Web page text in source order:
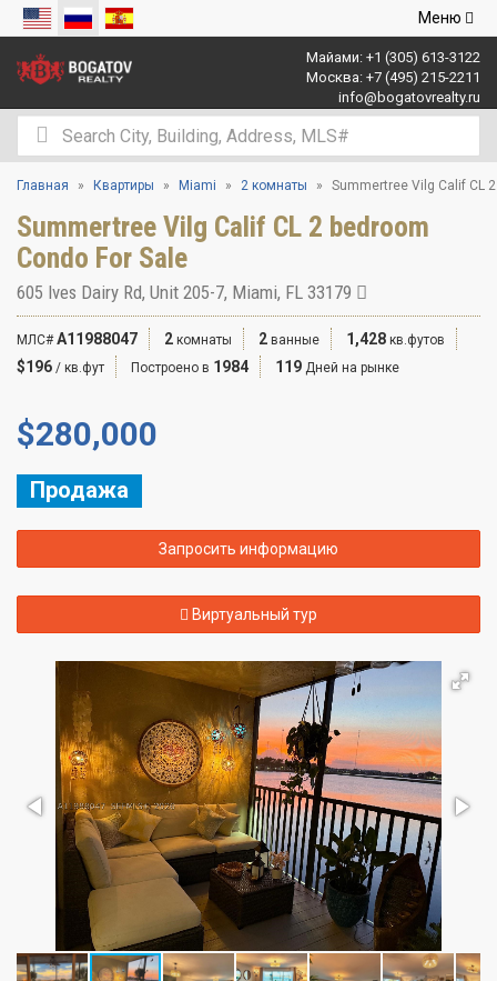
Открыть
Меню
Майами: +1 (305) 613-3122
Москва: +7 (495) 215-2211
info@bogatovrealty.ru
Главная Квартиры Miami 2 комнаты Summertree Vilg Calif CL
Summertree Vilg Calif CL 2 bedroom
Condo For Sale
605 Ives Dairy Rd, Unit 205-7, Miami, FL 33179
МЛС# A11988047 2 комнаты 2 ванные 1,428 кв.футов
$196 / кв.фут Построено в 1984 119 Дней на рынке
$280,000
Продажа
Запросить информацию
Виртуальный тур